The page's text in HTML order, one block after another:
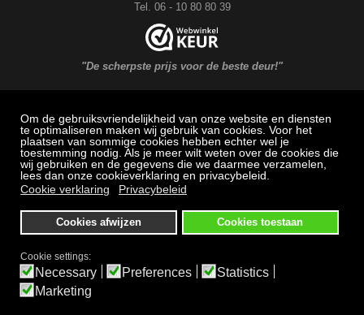
Om de gebruiksvriendelijkheid van onze website en diensten
te optimaliseren maken wij gebruik van cookies. Voor het
plaatsen van sommige cookies hebben echter wel je
toestemming nodig. Als je meer wilt weten over de cookies die
wij gebruiken en de gegevens die we daarmee verzamelen,
lees dan onze cookieverklaring en privacybeleid.
Cookie verklaring
Privacybeleid
Cookies afwijzen Cookies toestaan
Cookie settings:
Necessary Preferences
Statistics
Marketing
Tel. 06 - 10 80 80 39
"De scherpste prijs voor de beste deur!"
MAXX DEUREN Service
Veel gestelde vragen: Bestellen, betalen en bezorging
Herroepingsrecht
Algemene voorwaarden
Bezichtigen en afhalen alleen op afspraak